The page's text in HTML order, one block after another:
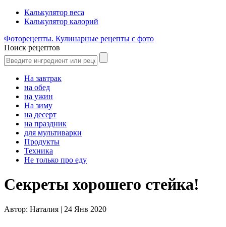
Калькулятор веса
Калькулятор калорий
Фоторецепты. Кулинарные рецепты с фото
Поиск рецептов
На завтрак
на обед
на ужин
На зиму
на десерт
на праздник
для мультиварки
Продукты
Техника
Не только про еду
Секреты хорошего стейка!
Автор: Наталия | 24 Янв 2020